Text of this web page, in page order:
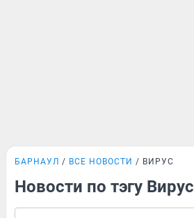
БАРНАУЛ ВСЕ НОВОСТИ ВИРУС
Новости по тэгу Вирус